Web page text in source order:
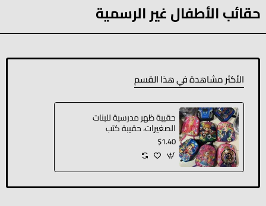
حقائب الأطفال غير الرسمية
الأكثر مشاهدة في هذا القسم
حقيبة ظهر مدرسية للبنات
الصغيرات، حقيبة كتب
بشخصيات كرتونية
للأطفال
$1.40